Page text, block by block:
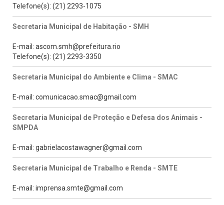
Telefone(s): (21) 2293-1075
Secretaria Municipal de Habitação - SMH
E-mail: ascom.smh@prefeitura.rio
Telefone(s): (21) 2293-3350
Secretaria Municipal do Ambiente e Clima - SMAC
E-mail: comunicacao.smac@gmail.com
Secretaria Municipal de Proteção e Defesa dos Animais -
SMPDA
E-mail: gabrielacostawagner@gmail.com
Secretaria Municipal de Trabalho e Renda - SMTE
E-mail: imprensa.smte@gmail.com